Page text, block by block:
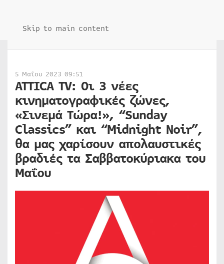
Skip to main content
5 Μαΐου 2023 09:51
ΑΤΤΙCA TV: Οι 3 νέες
κινηματογραφικές ζώνες,
«Σινεμά Τώρα!», “Sunday
Classics” και “Midnight Noir”,
θα μας χαρίσουν απολαυστικές
βραδιές τα Σαββατοκύριακα του
Μαΐου